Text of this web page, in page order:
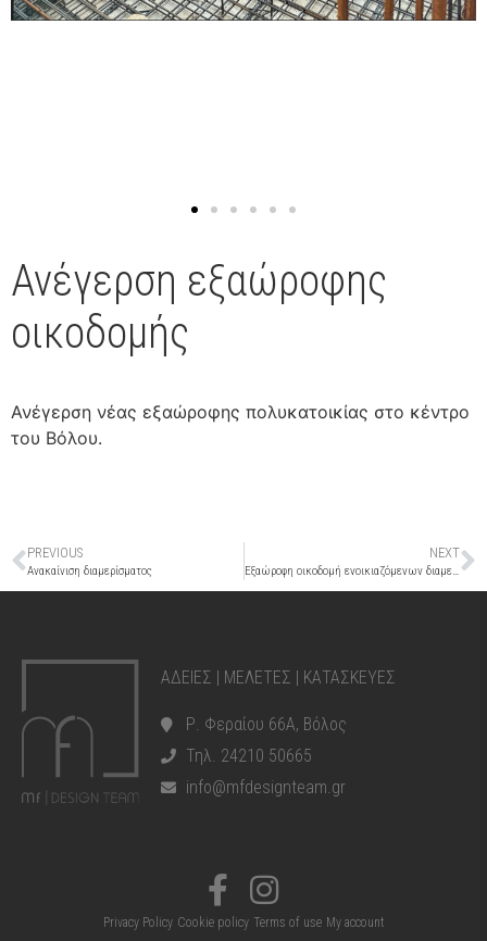
Ανέγερση εξαώροφης
οικοδομής
Ανέγερση νέας εξαώροφης πολυκατοικίας στο κέντρο
του Βόλου.
PREVIOUS
Ανακαίνιση διαμερίσματος
NEXT
Εξαώροφη οικοδομή ενοικιαζόμενων διαμερισμάτων
ΑΔΕΙΕΣ | ΜΕΛΕΤΕΣ | ΚΑΤΑΣΚΕΥΕΣ
Ρ. Φεραίου 66Α, Βόλος
Τηλ. 24210 50665
info@mfdesignteam.gr
Privacy Policy Cookie policy Terms of use My account